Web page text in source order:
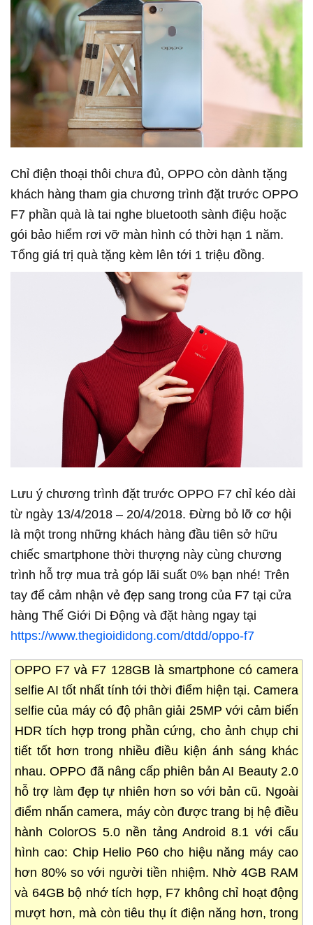
Chỉ điện thoại thôi chưa đủ, OPPO còn dành tặng
khách hàng tham gia chương trình đặt trước OPPO
F7 phần quà là tai nghe bluetooth sành điệu hoặc
gói bảo hiểm rơi vỡ màn hình có thời hạn 1 năm.
Tổng giá trị quà tặng kèm lên tới 1 triệu đồng.
Lưu ý chương trình đặt trước OPPO F7 chỉ kéo dài
từ ngày 13/4/2018 – 20/4/2018. Đừng bỏ lỡ cơ hội
là một trong những khách hàng đầu tiên sở hữu
chiếc smartphone thời thượng này cùng chương
trình hỗ trợ mua trả góp lãi suất 0% bạn nhé! Trên
tay để cảm nhận vẻ đẹp sang trong của F7 tại cửa
hàng Thế Giới Di Động và đặt hàng ngay tại
https://www.thegioididong.com/dtdd/oppo-f7
OPPO F7 và F7 128GB là smartphone có camera
selfie AI tốt nhất tính tới thời điểm hiện tại. Camera
selfie của máy có độ phân giải 25MP với cảm biến
HDR tích hợp trong phần cứng, cho ảnh chụp chi
tiết tốt hơn trong nhiều điều kiện ánh sáng khác
nhau. OPPO đã nâng cấp phiên bản AI Beauty 2.0
hỗ trợ làm đẹp tự nhiên hơn so với bản cũ. Ngoài
điểm nhấn camera, máy còn được trang bị hệ điều
hành ColorOS 5.0 nền tảng Android 8.1 với cấu
hình cao: Chip Helio P60 cho hiệu năng máy cao
hơn 80% so với người tiền nhiệm. Nhờ 4GB RAM
và 64GB bộ nhớ tích hợp, F7 không chỉ hoạt động
mượt hơn, mà còn tiêu thụ ít điện năng hơn, trong